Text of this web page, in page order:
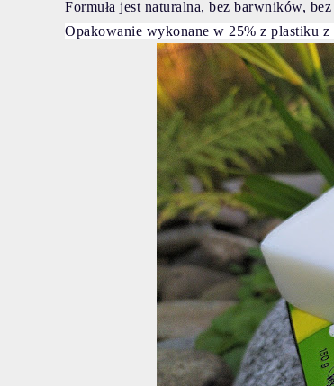
Formuła jest naturalna, bez barwników,
Opakowanie wykonane w 25% z plastiku